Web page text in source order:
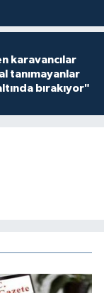
karavancılar
tanımayanlar
bırakıyor"